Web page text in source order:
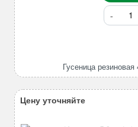
товара
Tonly
Гусеница
Цену уточняйте